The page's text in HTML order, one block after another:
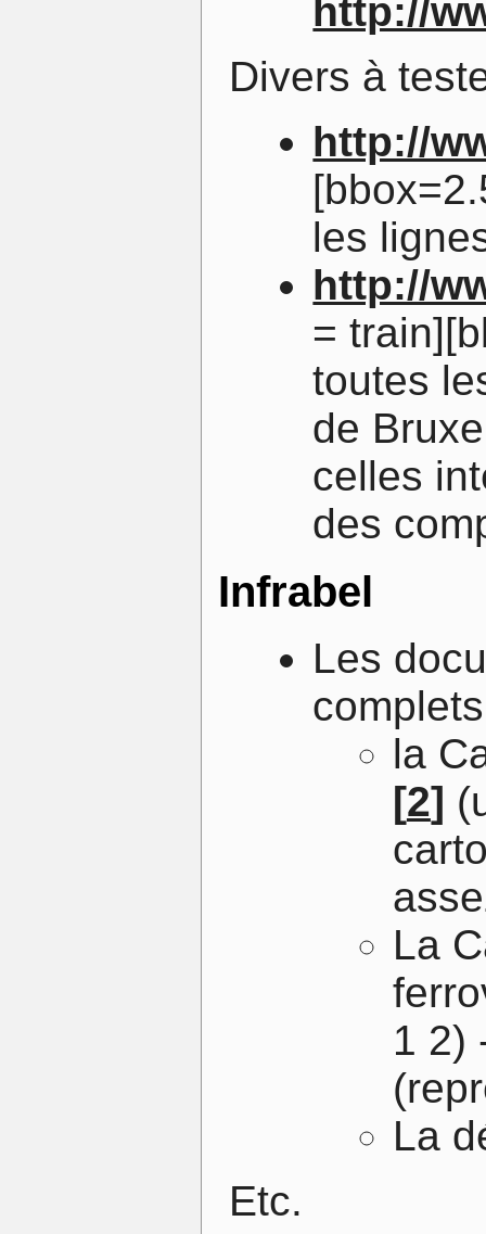
http://
Divers à
http://
les
http://
=
toutes
de
celles
des
Infrabel
Les
la
[2]
La
1 2)
La
Etc.